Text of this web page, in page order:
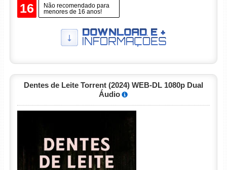
16
Não recomendado para
menores de 16 anos!
Dentes de Leite Torrent (2024) WEB-DL 1080p Dual
Áudio